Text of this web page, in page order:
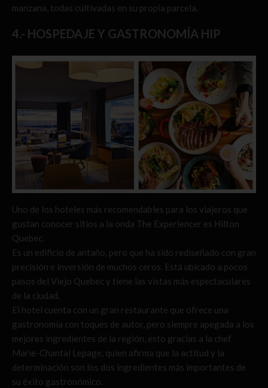
manzana, todas cultivadas en su propia parcela.
4.- HOSPEDAJE Y GASTRONOMÍA HIP
Uno de los hoteles más recomendables para los viajeros que
gustan conocer sitios a la onda The Experiencer es Hilton
Quebec.
Es un edificio de antaño, pero que ha sido rediseñado con gran
precisión e inversión de muchos ceros. Está ubicado a pocos
pasos del Viejo Quebec y tiene las vistas más espectaculares
de la ciudad.
El hotel cuenta con un gran restaurante que ofrece una
gastronomía con toques de autor, pero siempre apegada a los
mejores ingredientes de la región, esto gracias a la chef
Marie-Chantal Lepage, quien afirma que la actitud y la
determinación son los dos ingredientes más importantes de
su éxito gastronómico.